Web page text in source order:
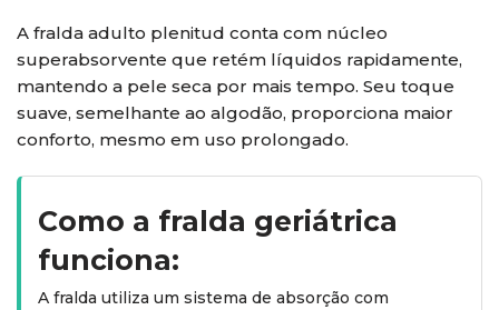
A fralda adulto plenitud conta com núcleo
superabsorvente que retém líquidos rapidamente,
mantendo a pele seca por mais tempo. Seu toque
suave, semelhante ao algodão, proporciona maior
conforto, mesmo em uso prolongado.
Como a fralda geriátrica
funciona:
A fralda utiliza um sistema de absorção com